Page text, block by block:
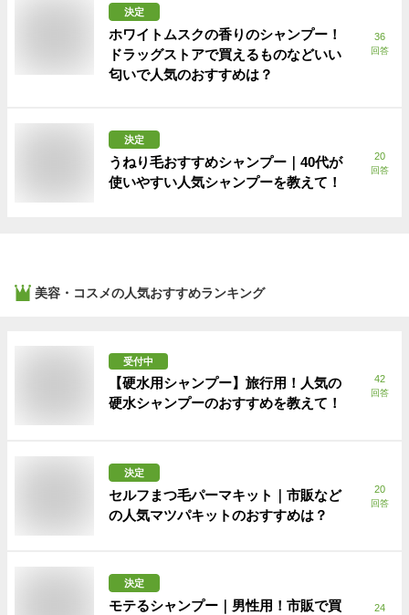
決定
ホワイトムスクの香りのシャンプー！
ドラッグストアで買えるものなどいい
匂いで人気のおすすめは？
36
回答
決定
うねり毛おすすめシャンプー｜40代が
使いやすい人気シャンプーを教えて！
20
回答
美容・コスメの人気おすすめランキング
受付中
【硬水用シャンプー】旅行用！人気の
硬水シャンプーのおすすめを教えて！
42
回答
決定
セルフまつ毛パーマキット｜市販など
の人気マツパキットのおすすめは？
20
回答
決定
モテるシャンプー｜男性用！市販で買
24